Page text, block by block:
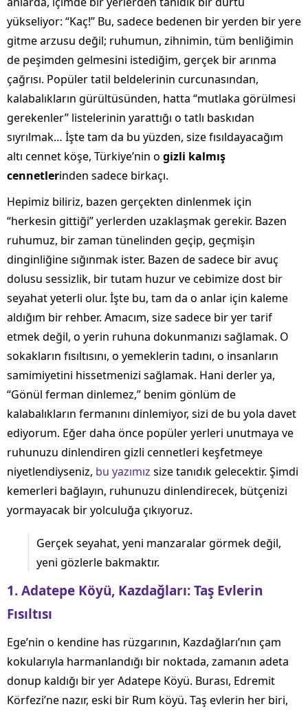
yükseliyor: “Kaç!” Bu, sadece bedenen bir yerden bir yere
gitme arzusu değil; ruhumun, zihnimin, tüm benliğimin
de peşimden gelmesini istediğim, gerçek bir arınma
çağrısı. Popüler tatil beldelerinin curcunasından,
kalabalıkların gürültüsünden, hatta “mutlaka görülmesi
gerekenler” listelerinin yarattığı o tatlı baskıdan
sıyrılmak… İşte tam da bu yüzden, size fısıldayacağım
altı cennet köşe, Türkiye’nin o gizli kalmış
cennetlerinden sadece birkaçı.
Hepimiz biliriz, bazen gerçekten dinlenmek için
“herkesin gittiği” yerlerden uzaklaşmak gerekir. Bazen
ruhumuz, bir zaman tünelinden geçip, geçmişin
dinginliğine sığınmak ister. Bazen de sadece bir avuç
dolusu sessizlik, bir tutam huzur ve cebimize dost bir
seyahat yeterli olur. İşte bu, tam da o anlar için kaleme
aldığım bir rehber. Amacım, size sadece bir yer tarif
etmek değil, o yerin ruhuna dokunmanızı sağlamak. O
sokakların fısıltısını, o yemeklerin tadını, o insanların
samimiyetini hissetmenizi sağlamak. Hani derler ya,
“Gönül ferman dinlemez,” benim gönlüm de
kalabalıkların fermanını dinlemiyor, sizi de bu yola davet
ediyorum. Eğer daha önce popüler yerleri unutmaya ve
ruhunuzu dinlendiren gizli cennetleri keşfetmeye
niyetlendiyseniz, bu yazımız size tanıdık gelecektir. Şimdi
kemerleri bağlayın, ruhunuzu dinlendirecek, bütçenizi
yormayacak bir yolculuğa çıkıyoruz.
Gerçek seyahat, yeni manzaralar görmek değil,
yeni gözlerle bakmaktır.
1. Adatepe Köyü, Kazdağları: Taş Evlerin
Fısıltısı
Ege’nin o kendine has rüzgarının, Kazdağları’nın çam
kokularıyla harmanlandığı bir noktada, zamanın adeta
donup kaldığı bir yer Adatepe Köyü. Burası, Edremit
Körfezi’ne nazır, eski bir Rum köyü. Taş evlerin her biri,